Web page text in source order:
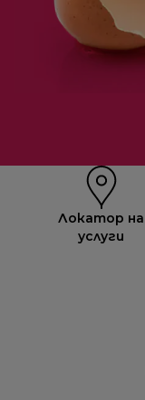
Локатор на
услуги